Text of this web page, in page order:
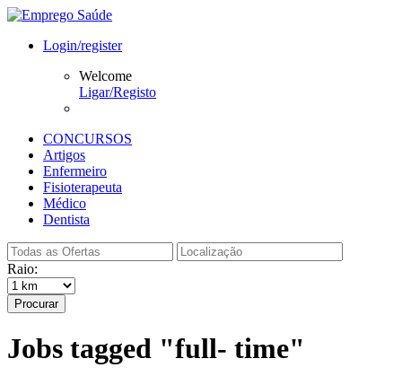
Login/register
Welcome
Ligar/Registo
CONCURSOS
Artigos
Enfermeiro
Fisioterapeuta
Médico
Dentista
Raio:
Procurar
Jobs tagged "full- time"